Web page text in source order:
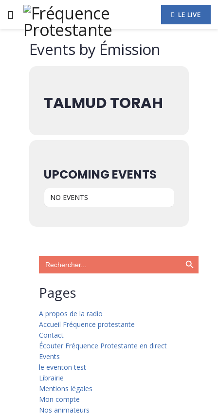
LE LIVE
Events by Émission
TALMUD TORAH
UPCOMING EVENTS
NO EVENTS
Search
for:
Search Button
Pages
A propos de la radio
Accueil Fréquence protestante
Contact
Écouter Fréquence Protestante en direct
Events
le eventon test
Librairie
Mentions légales
Mon compte
Nos animateurs